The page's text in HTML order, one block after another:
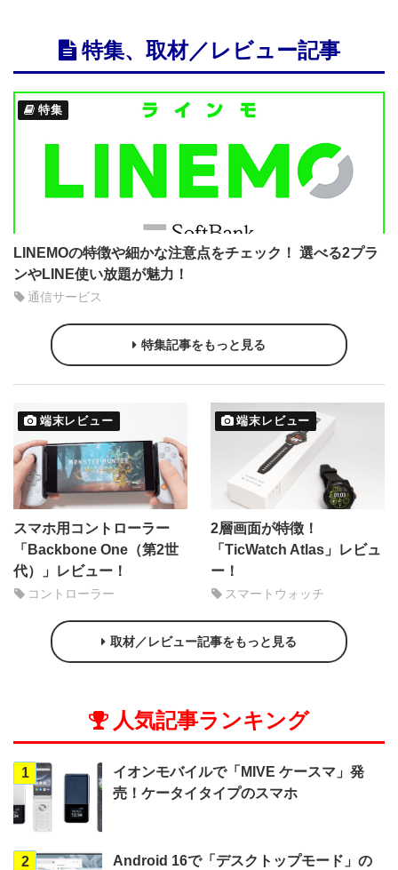
特集、取材／レビュー記事
特集
LINEMOの特徴や細かな注意点をチェック！ 選べる2プラ
ンやLINE使い放題が魅力！
通信サービス
特集記事をもっと見る
端末レビュー
スマホ用コントローラー
「Backbone One（第2世
代）」レビュー！
コントローラー
端末レビュー
2層画面が特徴！
「TicWatch Atlas」レビュ
ー！
スマートウォッチ
取材／レビュー記事をもっと見る
人気記事ランキング
1
イオンモバイルで「MIVE ケースマ」発
売！ケータイタイプのスマホ
2
Android 16で「デスクトップモード」の